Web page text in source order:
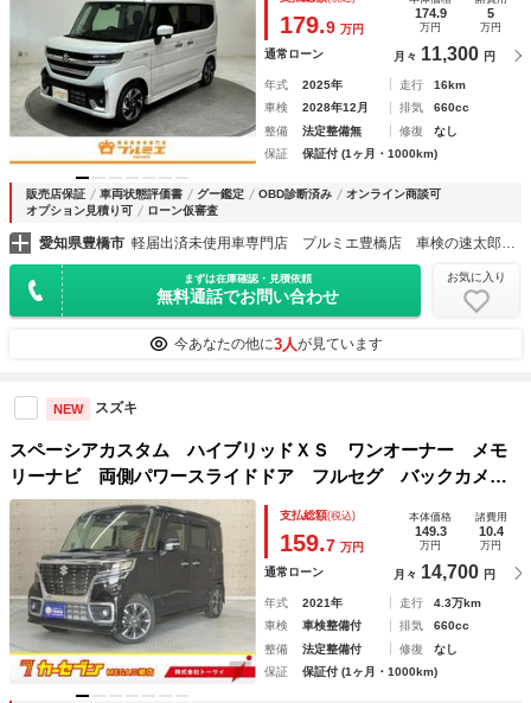
ッシュスタートエンジン 軽自動車
179.9 万円
174.9
万円
5
万円
通常ローン 月々 11,300 円
年式 2025年 走行
16km
車検
2028年12月 排気
660cc
整備
法定整備無 修復
なし
保証
保証付 (1ヶ月・1000km)
販売店保証 車両状態評価書 グー鑑定 OBD診断済み
オンライン商談可
オプション見積り可
ローン仮審査
愛知県豊橋市 軽届出済未使用車専門店 プルミエ豊橋店 車検の速太郎豊橋店
まずは在庫確認・見積依頼
無料通話でお問い合わせ
お気に入り
今あなたの他に3人が見ています
NEW スズキ
スペーシアカスタム ハイブリッドＸＳ ワンオーナー メモ
リーナビ 両側パワースライドドア フルセグ バックカメ
ラ ＥＴＣ ＬＥＤヘッドランプ ドライブレコーダー 衝突
被害軽減システム 車線逸脱警報 横滑り防止装置 シートヒ
ーター
支払総額(税込)
159.7 万円
本体価格
149.3
万円
諸費用
10.4
万円
通常ローン 月々 14,700 円
年式 2021年 走行
4.3万km
車検
車検整備付 排気
660cc
整備
法定整備付 修復
なし
保証
保証付 (1ヶ月・1000km)